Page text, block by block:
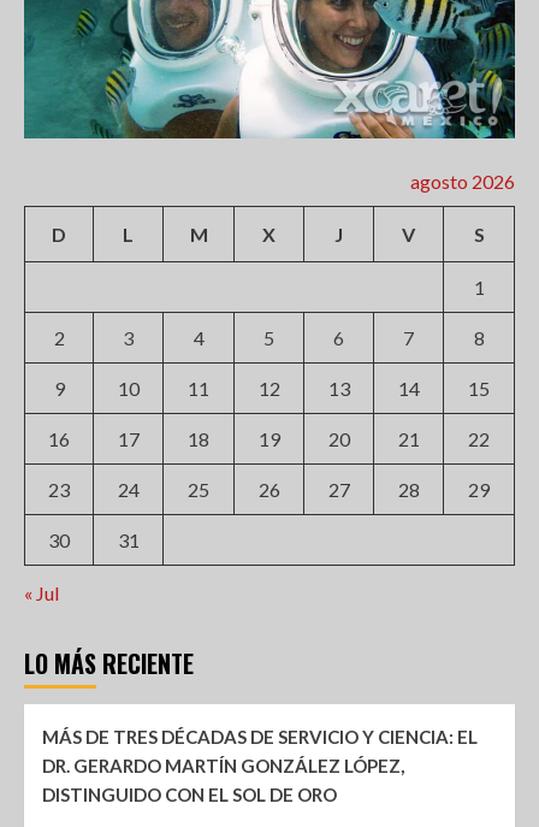
agosto 2026
D L M X J V S
1
2 3 4 5 6 7 8
9 10 11 12 13 14 15
16 17 18 19 20 21 22
23 24 25 26 27 28 29
30 31
« Jul
LO MÁS RECIENTE
MÁS DE TRES DÉCADAS DE SERVICIO Y CIENCIA: EL
DR. GERARDO MARTÍN GONZÁLEZ LÓPEZ,
DISTINGUIDO CON EL SOL DE ORO